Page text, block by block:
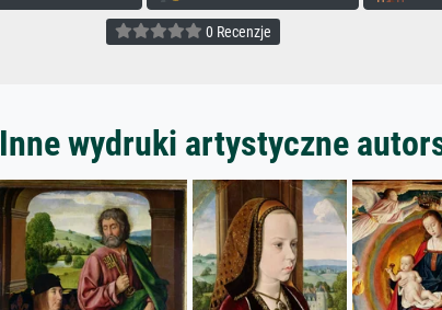
0 Recenzje
Inne wydruki artystyczne